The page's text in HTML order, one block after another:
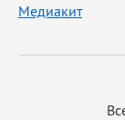
Медиакит